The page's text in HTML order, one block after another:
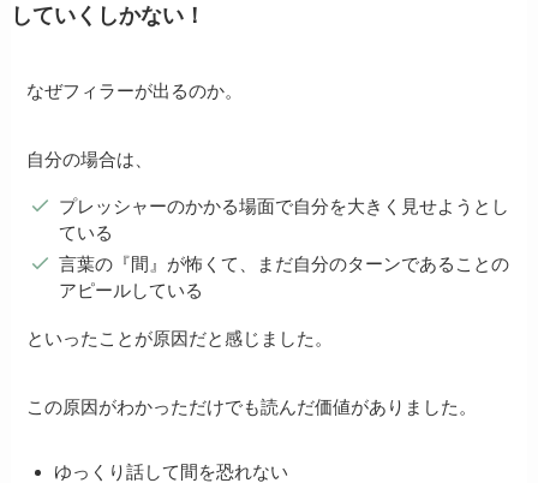
していくしかない！
なぜフィラーが出るのか。
自分の場合は、
プレッシャーのかかる場面で自分を大きく見せようとし
ている
言葉の『間』が怖くて、まだ自分のターンであることの
アピールしている
といったことが原因だと感じました。
この原因がわかっただけでも読んだ価値がありました。
ゆっくり話して間を恐れない